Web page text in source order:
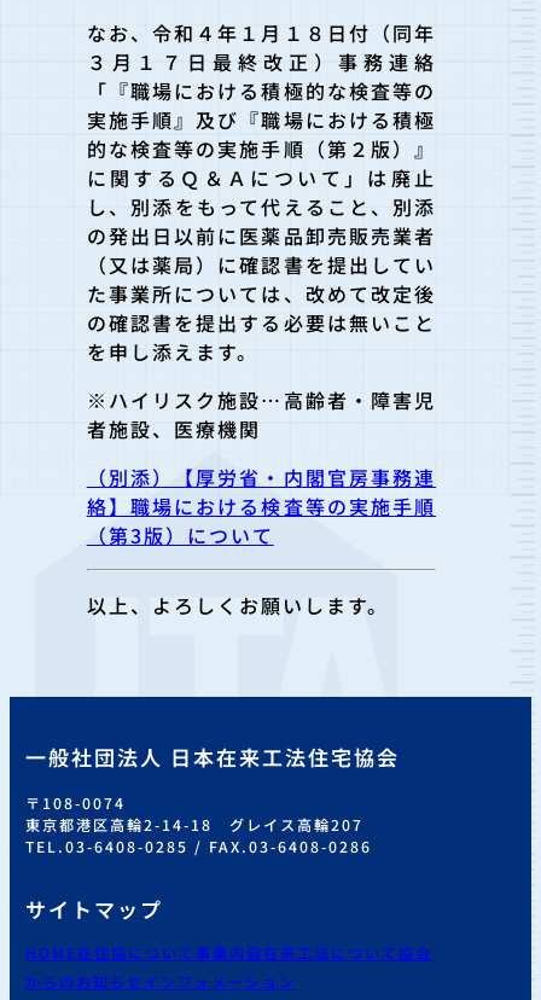
なお、令和４年１月１８日付（同年
３月１７日最終改正）事務連絡
「『職場における積極的な検査等の
実施手順』及び『職場における積極
的な検査等の実施手順（第２版）』
に関するＱ＆Ａについて」は廃止
し、別添をもって代えること、別添
の発出日以前に医薬品卸売販売業者
（又は薬局）に確認書を提出してい
た事業所については、改めて改定後
の確認書を提出する必要は無いこと
を申し添えます。
※ハイリスク施設…高齢者・障害児
者施設、医療機関
（別添）【厚労省・内閣官房事務連
絡】職場における検査等の実施手順
（第3版）について
以上、よろしくお願いします。
一般社団法人 日本在来工法住宅協会
〒108-0074
東京都港区高輪2-14-18 グレイス高輪207
TEL.03-6408-0285 / FAX.03-6408-0286
サイトマップ
HOME在住協について事業内容在来工法について協会
からのお知らせインフォメーション